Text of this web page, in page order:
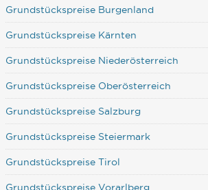
Grundstückspreise Burgenland
Grundstückspreise Kärnten
Grundstückspreise Niederösterreich
Grundstückspreise Oberösterreich
Grundstückspreise Salzburg
Grundstückspreise Steiermark
Grundstückspreise Tirol
Grundstückspreise Vorarlberg